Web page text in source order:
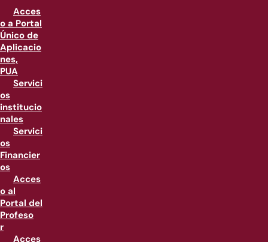
Acces
o a Portal
Único de
Aplicacio
nes,
PUA
Servici
os
institucio
nales
Servici
os
Financier
os
Acces
o al
Portal del
Profeso
r
Acces